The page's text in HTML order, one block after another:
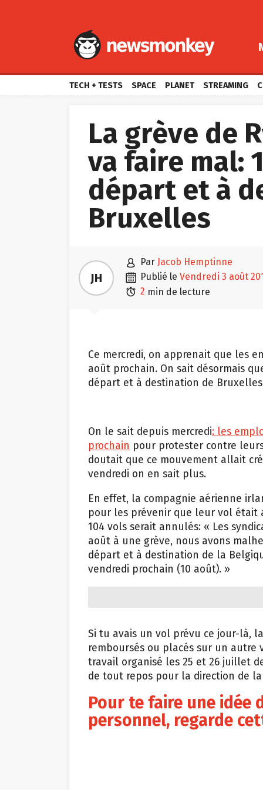
TECH + TESTS SPACE PLANET STREAMING
La grève de
va faire mal:
départ et à
Bruxelles
JH
 par Jacob Hemptinne
 publié le vendredi 3 août
 2 min de lecture
Ce mercredi, on apprenait que les
août prochain. On sait désormais
départ et à destination de
On le sait depuis mercredi: les
prochain pour protester contre
doutait que ce mouvement allait
vendredi on en sait plus.
En effet, la compagnie aérienne
pour les prévenir que leur vol
104 vols serait annulés: « Les
août à une grève, nous avons
départ et à destination de la
vendredi prochain (10 août). »
Si tu avais un vol prévu ce jour-là,
remboursés ou placés sur un
travail organisé les 25 et 26 juillet
de tout repos pour la direction de
Pour te faire une idée
personnel, regarde